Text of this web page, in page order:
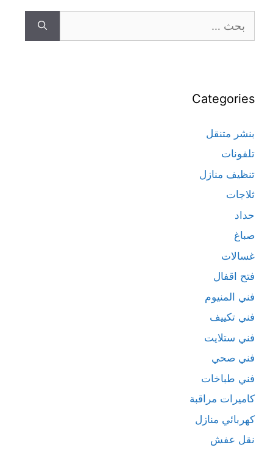
Categories
بنشر متنقل
تلفونات
تنظيف منازل
ثلاجات
حداد
صباغ
غسالات
فتح اقفال
فني المنيوم
فني تكييف
فني ستلايت
فني صحي
فني طباخات
كاميرات مراقبة
كهربائي منازل
نقل عفش